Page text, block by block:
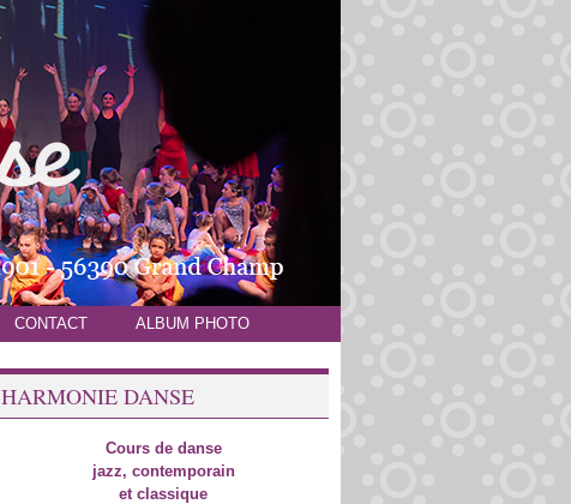
CONTACT ALBUM PHOTO
HARMONIE DANSE
Cours de danse
jazz, contemporain
et classique